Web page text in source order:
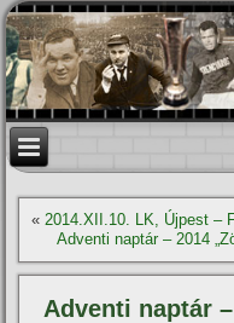
«2014.XII.10. LK, Újpest –
Adventi naptár – 2014
Adventi naptár